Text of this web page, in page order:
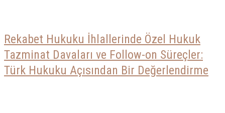
Rekabet Hukuku İhlallerinde Özel Hukuk
Tazminat Davaları ve Follow-on Süreçler:
Türk Hukuku Açısından Bir Değerlendirme